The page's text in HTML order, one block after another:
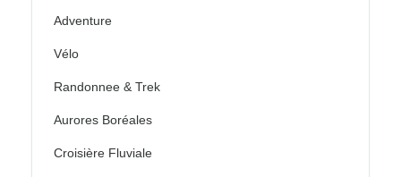
Adventure
Vélo
Randonnee & Trek
Aurores Boréales
Croisière Fluviale